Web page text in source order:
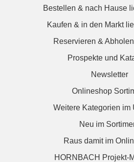
Bestellen & nach Hause
Kaufen & in den Markt
Reservieren &
Prospekte und
Newsletter
Onlineshop
Weitere Kategorien im
Neu im
Raus damit im
HORNBACH Projekt-